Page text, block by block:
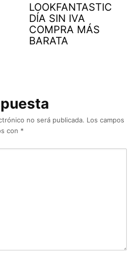
LOOKFANTASTIC
DÍA SIN IVA
COMPRA MÁS
BARATA
no será publicada. Los campos
con *